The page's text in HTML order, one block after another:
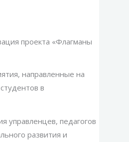
проекта «Флагманы
направленные на
в
управленцев, педагогов
развития и